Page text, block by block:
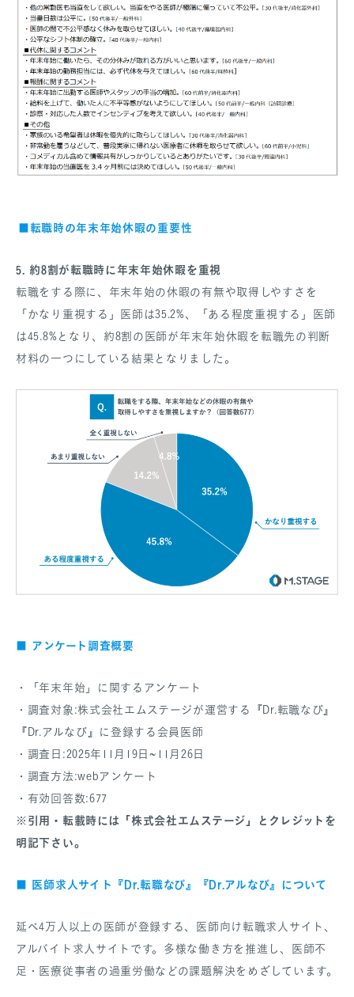
■転職時の年末年始休暇の重要性
5. 約8割が転職時に年末年始休暇を重視
転職をする際に、年末年始の休暇の有無や取得しやすさを
「かなり重視する」医師は35.2%、「ある程度重視する」医師
は45.8%となり、約8割の医師が年末年始休暇を転職先の判断
材料の一つにしている結果となりました。
■ アンケート調査概要
・「年末年始」に関するアンケート
・調査対象:株式会社エムステージが運営する『Dr.転職なび』
『Dr.アルなび』に登録する会員医師
・調査日:2025年11月19日~11月26日
・調査方法:webアンケート
・有効回答数:677
※引用・転載時には「株式会社エムステージ」とクレジットを
明記下さい。
■ 医師求人サイト『Dr.転職なび』『Dr.アルなび』について
延べ4万人以上の医師が登録する、医師向け転職求人サイト、
アルバイト求人サイトです。多様な働き方を推進し、医師不
足・医療従事者の過重労働などの課題解決をめざしています。